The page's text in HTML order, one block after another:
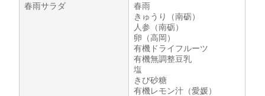
春雨サラダ
春雨
きゅうり（南砺）
人参（南砺）
卵（高岡）
有機ドライフルーツ
有機無調整豆乳
塩
きび砂糖
有機レモン汁（愛媛）